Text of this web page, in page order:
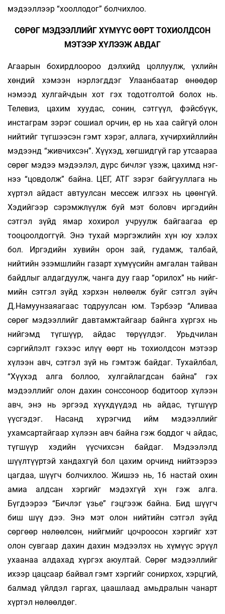
мэ­­­дээллээр “хоолло­­­­дог” болчихлоо.
СӨРӨГ МЭДЭЭЛЛИЙГ ХҮМҮҮС ӨӨРТ ТОХИОЛДСОН
МЭТЭЭР ХҮЛЭЭЖ АВДАГ
Агаарын бохирдлоороо дэлхийд цоллуулж, үхлийн
хөндий хэмээн нэрлэгддэг Улаанбаатар өнөөдөр
нэмээд хулгайчдын хот гэх тодотголтой болох нь.
Телевиз, цахим хуудас, сонин, сэт­­­гүүл, фэйсбүүк,
инстаграм зэрэг сошиал орчин, ер нь хаа сайгүй олон
нийтийг түгшээсэн гэмт хэ­­­­­рэг, аллага, хүчирхийллийн
мэдээнд “жив­чих­­­сэн”. Хүүхэд, хөгшидгүй гар утсаараа
сөрөг мэ­­­­дээ мэ­­­­дээлэл, дүрс бичлэг үзэж, цахимд нэг­
нээ “цов­­­­­­­долж” байна. ЦЕГ, АТГ зэрэг байгуул­­­лага нь
хүртэл айдаст автуулсан мессеж илгээх нь цөөн­­­­­­гүй.
Хэ­­дийгээр сэрэмжлүүлж буй мэт бо­­ловч иргэ­­дийн
сэтгэл зүйд ямар хохирол уч­­руулж байгаагаа ер
тооцоолдоггүй. Энэ ту­хай мэргэжлийн хүн юу хэлэх
бол. Иргэ­дийн ху­­­­­вийн орон зай, гудамж, талбай,
нийтийн эзэмш­­­­­­лийн газарт хүмүүсийн амгалан тайван
байд­­­­­­­­­лыг алдаг­дуулж, чанга дуу гаар “орилох” нь нийг­­­­­
мийн сэтгэл зүйд хэрхэн нөлөөлж буйг сэтгэл зүйч
Д.Намуунзаяагаас тод­­руулсан юм. Тэр­­­­­­бээр “Аливаа
сөрөг мэ­дээллийг давтамжтайгаар байнга хүргэх нь
нийгэмд түгшүүр, ай­­­дас төрүүлдэг. Урьдчилан
сэргийлэлт гэхээс илүү өөрт нь тохиолдсон мэтээр
хүлээн авч, сэтгэл зүй нь гэмтэж байдаг. Тухайлбал,
“Хүүхэд алга боллоо, хулгайлагдсан байна” гэх
мэдээллийг олон дахин сонссоноор бодитоор хүлээн
авч, энэ нь эргээд хүүхдүүдэд нь айдас, түгшүүр
үүсгэдэг. Насанд хүрэгчид ийм мэдээллийг
ухамсартайгаар хүлээн авч байна гэж боддог ч ай­­­­­­­­­­­­­­­­­­­­дас,
түгшүүр хэдийн үүсчихсэн байдаг. Мэ­­­дээ­­лэлд
шүүлтүүртэй хандахгүй бол цахим орчинд нийтээрээ
цагдаа, шүүгч болчихлоо. Жишээ нь, 16 настай охин
амиа алдсан хэргийг мэ­­­­дэхгүй хүн гэж алга.
Бүгдээрээ “Бичлэг үзье” гэцгээж байна. Бид шүүгч
биш шүү дээ. Энэ мэт олон нийтийн сэтгэл зүйд
сөргөөр нөлөөлсөн, нийгмийг цочроосон хэргийг хэт
олон сувгаар дахин дахин мэдээлэх нь хүмүүс эрүүл
ухаа­­­­наа алдахад хүргэх аюултай. Сөрөг мэ­дээл­лийг
ихээр цацсаар байвал гэмт хэргийг со­нир­­­хох, хэрцгий,
балмад үйлдэл гаргах, цаашлаад амьдралын чанарт
хүртэл нөлөөлдөг.